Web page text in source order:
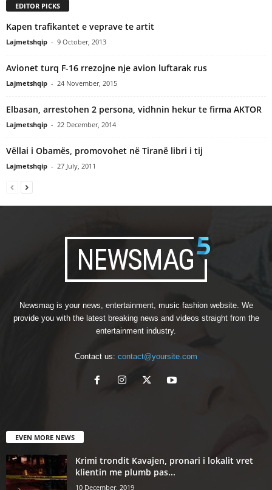
EDITOR PICKS
Kapen trafikantet e veprave te artit
Lajmetshqip - 9 October, 2013
Avionet turq F-16 rrezojne nje avion luftarak rus
Lajmetshqip - 24 November, 2015
Elbasan, arrestohen 2 persona, vidhnin hekur te firma AKTOR
Lajmetshqip - 22 December, 2014
Vëllai i Obamës, promovohet në Tiranë libri i tij
Lajmetshqip - 27 July, 2011
Newsmag is your news, entertainment, music fashion website. We
provide you with the latest breaking news and videos straight from the
entertainment industry.
Contact us: contact@yoursite.com
EVEN MORE NEWS
Krimi trondit Kavajen, pronari i lokalit vret
klientin me plumb pas...
10 December, 2019